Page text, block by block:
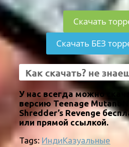
Скачать
Скачать БЕЗ
У нас всегда можно
версию Teenage Mutant
Shredder’s Revenge
или прямой ссылкой.
Tags: ИндиКазуальные